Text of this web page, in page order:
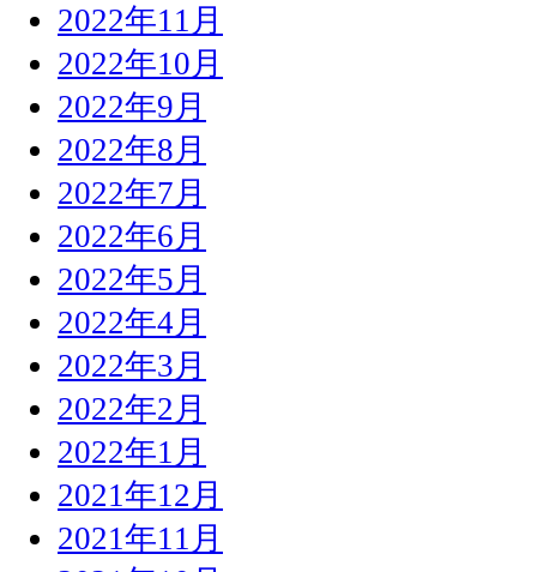
2022年11月
2022年10月
2022年9月
2022年8月
2022年7月
2022年6月
2022年5月
2022年4月
2022年3月
2022年2月
2022年1月
2021年12月
2021年11月